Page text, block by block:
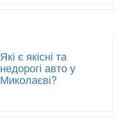
Які є якісні та
недорогі авто у
Миколаєві?